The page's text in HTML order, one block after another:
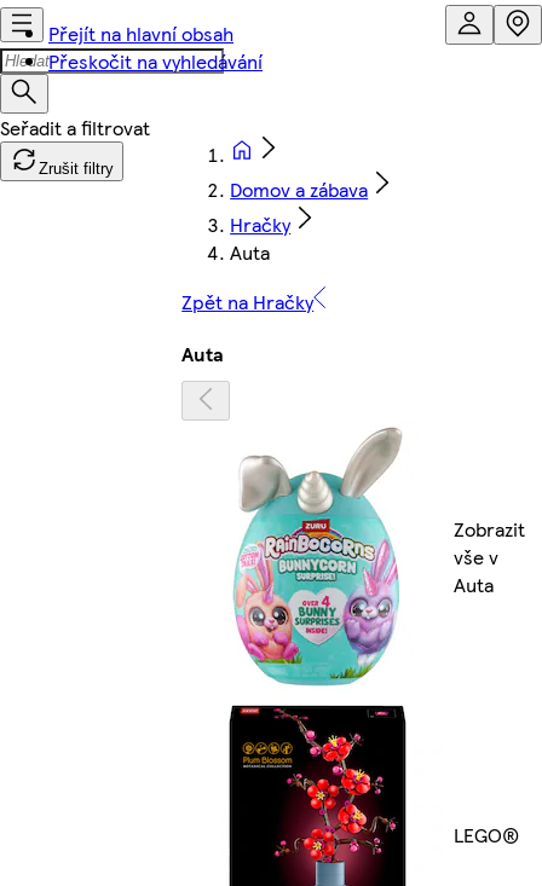
Přejít na hlavní obsah
Přeskočit na vyhledávání
Zrušit filtry
Domov a zábava
Hračky
Auta
Zpět na Hračky
Auta
Zobrazit
vše v
Auta
LEGO®